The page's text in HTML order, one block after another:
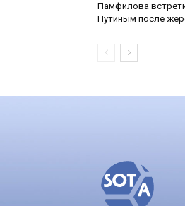
Памфилова
Путиным после